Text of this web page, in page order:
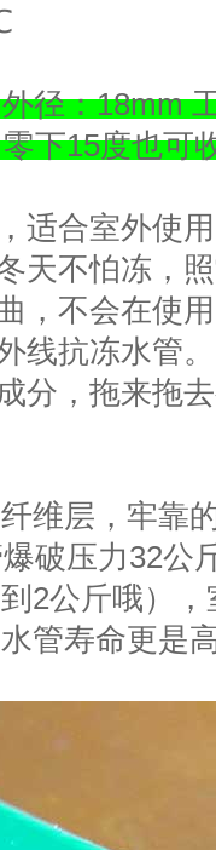
径：18mm
下15度也可
适合室外使
天不怕冻，
，不会在使
线抗冻水管。
分，拖来拖
维层，牢靠
破压力32公
2公斤哦）
管寿命更是